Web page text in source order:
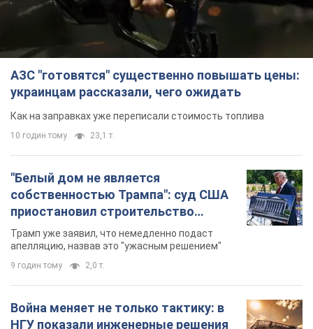
АЗС "готовятся" существенно повышать цены:
украинцам рассказали, чего ожидать
Как на заправках уже переписали стоимость топлива
10 годин тому 23,1 т.
"Белый дом не является
собственностью Трампа": суд США
приостановил строительство
бального зала стоимостью 400 млн
долларов
Трамп уже заявил, что немедленно подаст
апелляцию, назвав это "ужасным решением"
9 годин тому 2,0 т.
Война меняет не только тактику: в
НГУ показали инженерные решения